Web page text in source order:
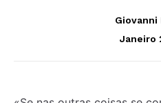
Giovanni
Janeiro